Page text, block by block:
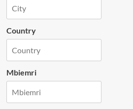
Country
Mbiemri